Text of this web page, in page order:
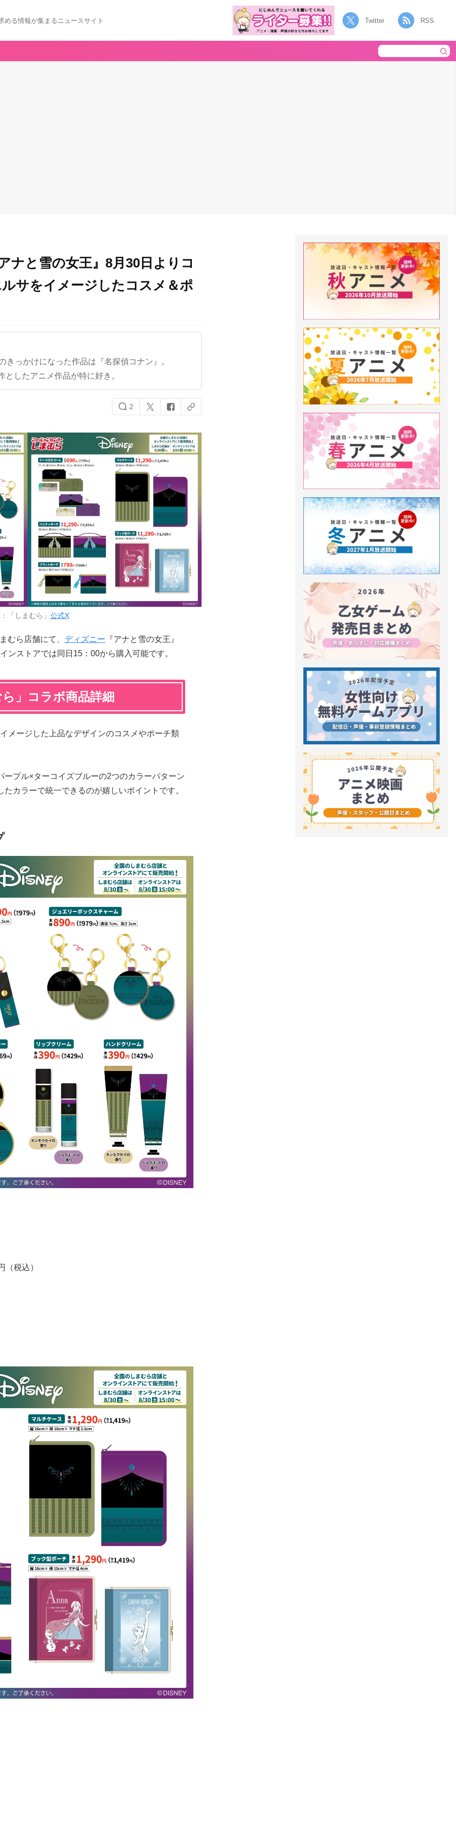
める情報が集まるニュースサイト Twitter RSS
ナと雪の女王』8月30日よりコ
サをイメージしたコスメ＆ポ
きっかけになった作品は『名探偵コナン』。
したアニメ作品が特に好き。
2
「しまむら」 公式X
むら店舗にて、 ディズニー 『アナと雪の女王』
ンストアでは同日15：00から購入可能です。
」コラボ商品詳細
メージした上品なデザインのコスメやポーチ類
プル×ターコイズブルーの2つのカラーパターン
カラーで統一できるのが嬉しいポイントです。
（税込）